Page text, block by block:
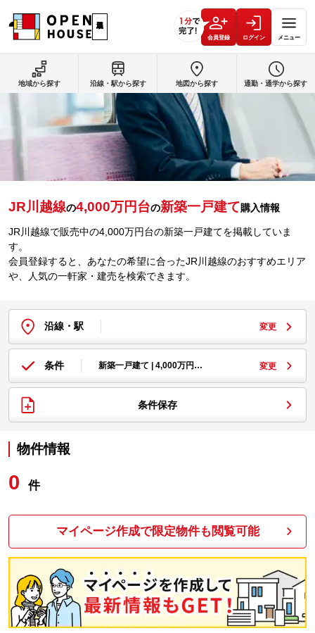
会員登録 ログイン メニュー
JR川越線の4,000万円台の新築一戸建て購入情報
JR川越線で販売中の4,000万円台の新築一戸建てを掲載していま
す。
会員登録すると、あなたの希望に合ったJR川越線のおすすめエリア
や、人気の一軒家・建売を検索できます。
沿線・駅 変更
条件 新築一戸建て | 4,000万円… 変更
条件保存
物件情報
0 件
マイページ作成で限定物件も閲覧可能
地域から探す 沿線・駅から探す 地図から探す 通勤・通学から探す